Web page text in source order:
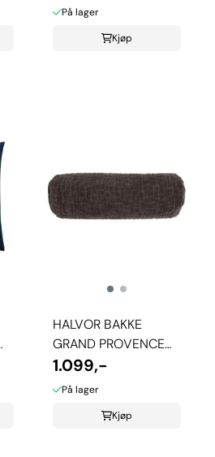
På lager
Kjøp
HALVOR BAKKE
GRAND PROVENCE
PØLLEPUTETREKK -
BRUN
1.099,-
På lager
Kjøp